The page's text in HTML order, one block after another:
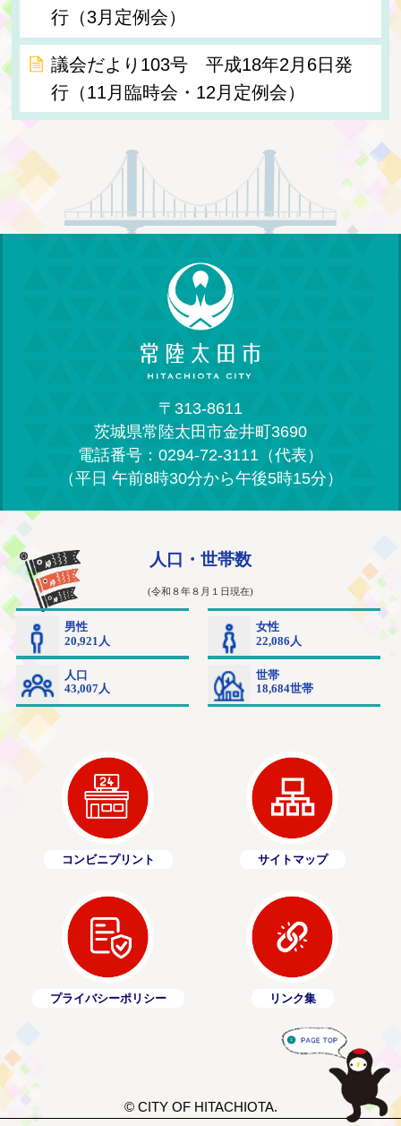
行（3月定例会）
議会だより103号 平成18年2月6日発
行（11月臨時会・12月定例会）
〒313-8611
茨城県常陸太田市金井町3690
電話番号：0294-72-3111（代表）
（平日 午前8時30分から午後5時15分）
コンビニプリント サイトマップ
プライバシーポリシー リンク集
© CITY OF HITACHIOTA.